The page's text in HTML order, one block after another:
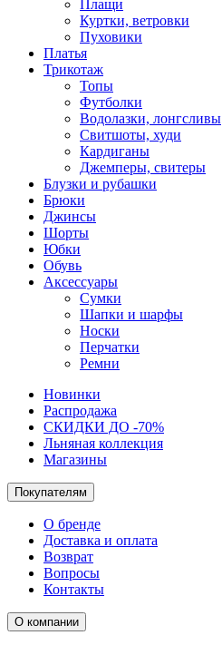
Плащи
Куртки, ветровки
Пуховики
Платья
Трикотаж
Топы
Футболки
Водолазки, лонгсливы
Свитшоты, худи
Кардиганы
Джемперы, свитеры
Блузки и рубашки
Брюки
Джинсы
Шорты
Юбки
Обувь
Аксессуары
Сумки
Шапки и шарфы
Носки
Перчатки
Ремни
Новинки
Распродажа
СКИДКИ ДО -70%
Льняная коллекция
Магазины
Покупателям
О бренде
Доставка и оплата
Возврат
Вопросы
Контакты
О компании